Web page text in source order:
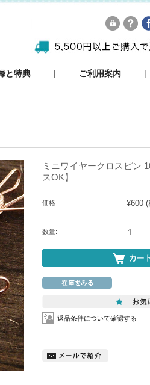
と特典 ご利用案内
ミニワイヤークロスピン
スOK】
価格: ¥600 (
数量:
返品条件について確認する